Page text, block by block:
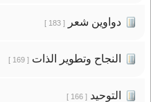
دواوين شعر[ 183 ]
النجاح وتطوير الذات[ 169 ]
التوحيد[ 166 ]